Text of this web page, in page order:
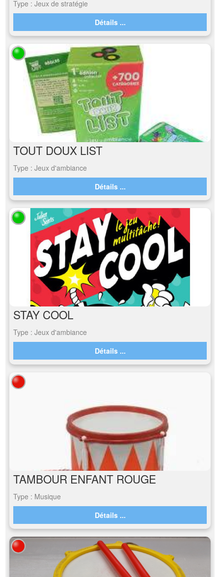
Type : Jeux de stratégie
Détails ...
TOUT DOUX LIST
Type : Jeux d'ambiance
Détails ...
STAY COOL
Type : Jeux d'ambiance
Détails ...
TAMBOUR ENFANT ROUGE
Type : Musique
Détails ...